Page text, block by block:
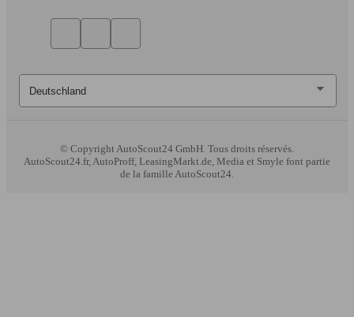
© CopyrightAutoScout24 GmbH. Tous droits réservés.
AutoScout24.fr, AutoProff, LeasingMarkt.de, Media et Smyle font partie
de la famille AutoScout24.